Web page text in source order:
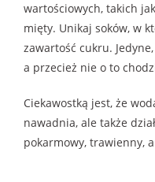
wartościowych, takich
mięty. Unikaj soków, w
zawartość cukru.
a przecież nie o to
Ciekawostką jest, że
nawadnia, ale także
pokarmowy, trawienny,